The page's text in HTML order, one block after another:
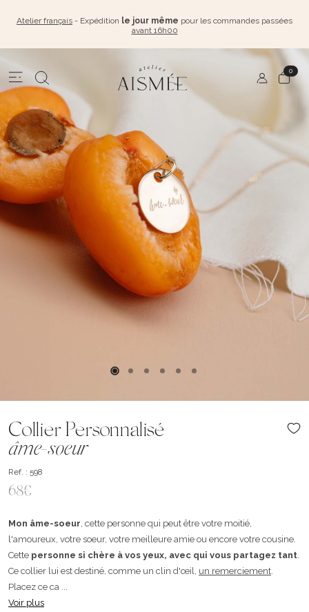
Atelier français - Expédition le jour même pour les commandes passées
avant 16h00
0
Collier Personnalisé
âme-soeur
Ref. : 598
68€
Mon âme-soeur, cette personne qui peut être votre moitié,
l'amoureux, votre soeur, votre meilleure amie ou encore votre cousine.
Cette personne si chère à vos yeux, avec qui vous partagez tant.
Ce collier lui est destiné, comme un clin d'œil, un remerciement.
Placez ce ca ...
Voir plus